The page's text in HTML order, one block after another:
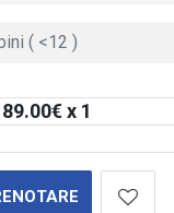
89.00€ x 1